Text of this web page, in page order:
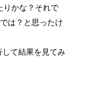
りかな？それで
は？と思ったけ
て結果を見てみ